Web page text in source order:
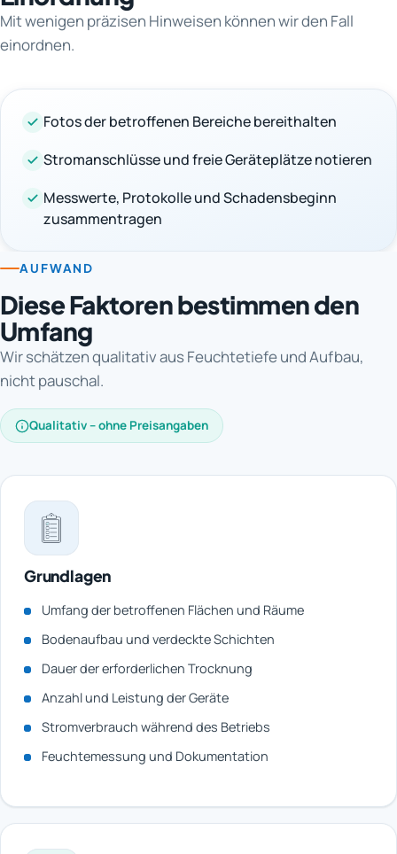
Mit wenigen präzisen Hinweisen können wir den Fall
einordnen.
Fotos der betroffenen Bereiche bereithalten
Stromanschlüsse und freie Geräteplätze notieren
Messwerte, Protokolle und Schadensbeginn
zusammentragen
AUFWAND
Diese Faktoren bestimmen den
Umfang
Wir schätzen qualitativ aus Feuchtetiefe und Aufbau,
nicht pauschal.
Qualitativ – ohne Preisangaben
Grundlagen
Umfang der betroffenen Flächen und Räume
Bodenaufbau und verdeckte Schichten
Dauer der erforderlichen Trocknung
Anzahl und Leistung der Geräte
Stromverbrauch während des Betriebs
Feuchtemessung und Dokumentation